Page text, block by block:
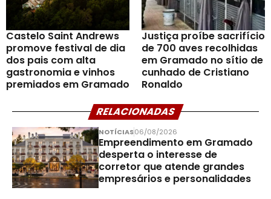
Castelo Saint Andrews
promove festival de dia
dos pais com alta
gastronomia e vinhos
premiados em Gramado
Justiça proíbe sacrifício
de 700 aves recolhidas
em Gramado no sítio de
cunhado de Cristiano
Ronaldo
RELACIONADAS
NOTÍCIAS06/08/2026
Empreendimento em Gramado
desperta o interesse de
corretor que atende grandes
empresários e personalidades